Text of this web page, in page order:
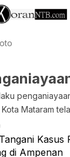
Mataram
Kasus
di Ampenan